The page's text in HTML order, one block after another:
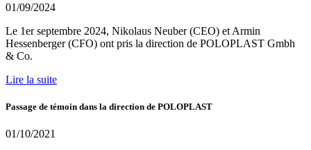
01/09/2024
Le 1er septembre 2024, Nikolaus Neuber (CEO) et Armin
Hessenberger (CFO) ont pris la direction de POLOPLAST Gmbh
& Co.
Lire la suite
Passage de témoin dans la direction de POLOPLAST
01/10/2021